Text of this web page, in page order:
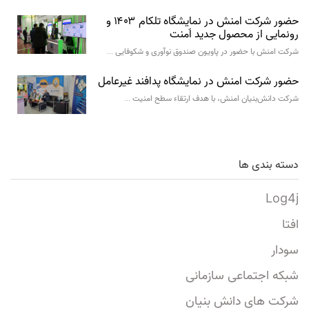
حضور شرکت امنش در نمایشگاه تلکام ۱۴۰۳ و
رونمایی از محصول جدید اَمنت
شرکت امنش با حضور در پاویون صندوق نوآوری و شکوفایی …
حضور شرکت امنش در نمایشگاه پدافند غیرعامل
شرکت دانش‌بنیان امنش، با هدف ارتقاء سطح امنیت …
دسته بندی ها
Log4j
افتا
سودار
شبکه اجتماعی سازمانی
شرکت های دانش بنیان